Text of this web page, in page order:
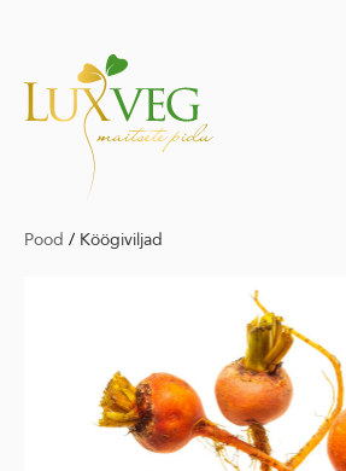
Pood / Köögiviljad